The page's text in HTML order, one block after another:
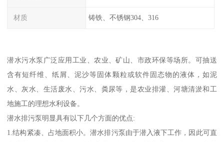
材质 铸铁、不锈钢304、316
潜水污水泵广泛应用工业、农业、矿山、市政环保等场所。可抽送
含有短纤维、纸屑、泥沙等固体颗粒或软件固态物的液体，如泥
水、灰水、生活废水、污水、粪尿等，是农业排灌、河塘清淤和工
地施工的理想水利设备。
潜水排污泵明显具有以下几个方面的优点:
1.结构紧凑、占地面积小。潜水排污泵由于潜入液下工作，因此可直